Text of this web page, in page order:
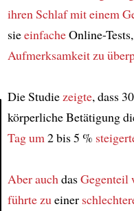
Article
ihren Schlafmit einem
sieeinfacheOnline-
Aufmerksamkeitzu
Die Studiezeigte, dass
körperliche Betätigung
Tagum2 bis 5 %
Aber auchdasGegenteil
führte zueiner